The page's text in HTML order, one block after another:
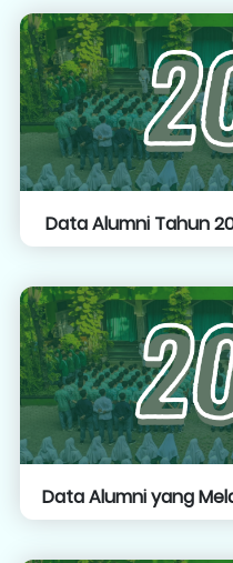
Data Alumni Tahun
Data Alumni yang